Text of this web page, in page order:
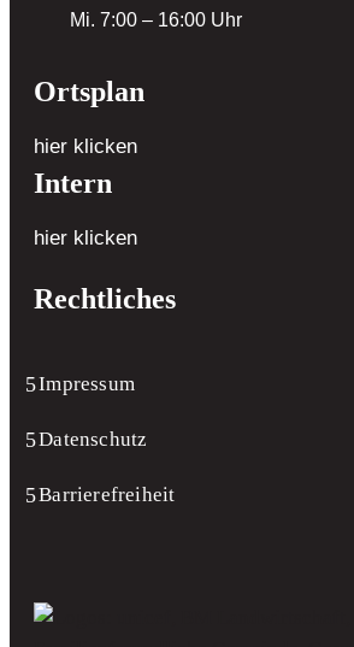
Mi. 7:00 – 16:00 Uhr
Ortsplan
hier klicken
Intern
hier klicken
Rechtliches
Impressum
Datenschutz
Barrierefreiheit